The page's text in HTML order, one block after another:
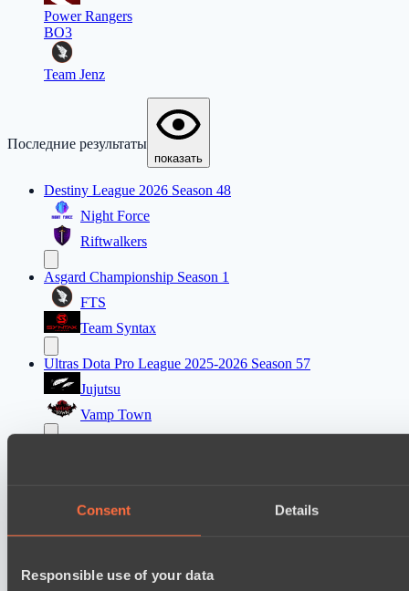
Consent Details
Responsible use of your data
Power Rangers
BO3
Team Jenz
Последние результаты
показать
Destiny League 2026 Season 48
Night Force
Riftwalkers
Asgard Championship Season 1
FTS
Team Syntax
Ultras Dota Pro League 2025-2026 Season 57
Jujutsu
Vamp Town
Wiser Warriors
Mad Dogs League 2026 Season 48